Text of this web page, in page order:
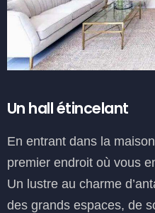
Un hall étincelant
En entrant dans la
premier endroit où vous
Un lustre au charme
des grands espaces, de